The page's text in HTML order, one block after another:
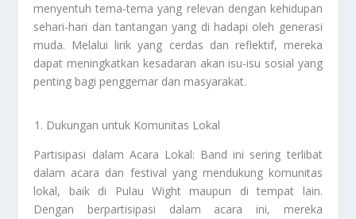
menyentuh tema-tema yang relevan dengan kehidupan
sehari-hari dan tantangan yang di hadapi oleh generasi
muda. Melalui lirik yang cerdas dan reflektif, mereka
dapat meningkatkan kesadaran akan isu-isu sosial yang
penting bagi penggemar dan masyarakat.
Dukungan untuk Komunitas Lokal
Partisipasi dalam Acara Lokal: Band ini sering terlibat
dalam acara dan festival yang mendukung komunitas
lokal, baik di Pulau Wight maupun di tempat lain.
Dengan berpartisipasi dalam acara ini, mereka